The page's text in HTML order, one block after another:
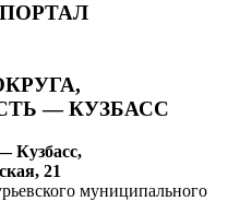
— КУЗБАСС
Кузбасс,
21
муниципального